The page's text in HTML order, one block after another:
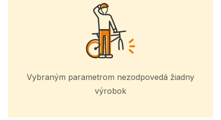
Vybraným parametrom nezodpovedá žiadny
výrobok